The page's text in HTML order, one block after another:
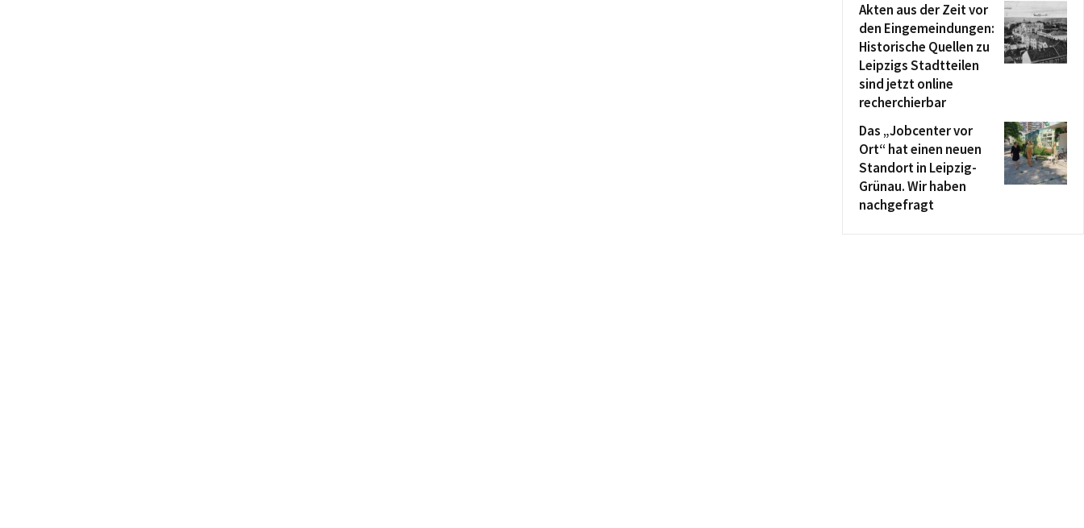
Akten aus der Zeit vor
den Eingemeindungen:
Historische Quellen zu
Leipzigs Stadtteilen
sind jetzt online
recherchierbar
Das „Jobcenter vor
Ort“ hat einen neuen
Standort in Leipzig-
Grünau. Wir haben
nachgefragt